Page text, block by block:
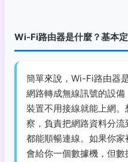
Wi-Fi路由器是什麼？基本
簡單來說，Wi-Fi路由器
網路轉成無線訊號的設
裝置不用接線就能上網
察，負責把網路資料分
都能順暢連線。如果你
會給你一個數據機，但